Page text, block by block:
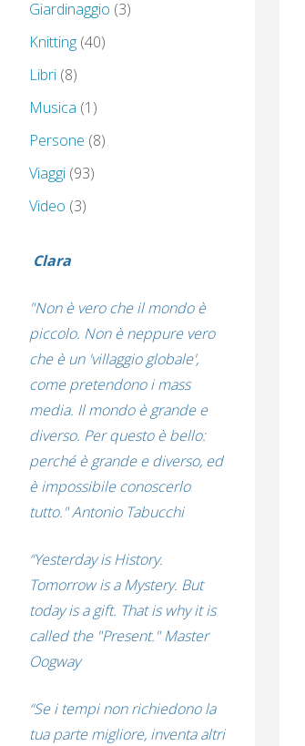
Giardinaggio (3)
Knitting (40)
Libri (8)
Musica (1)
Persone (8)
Viaggi (93)
Video (3)
Clara
"Non è vero che il mondo è
piccolo. Non è neppure vero
che è un 'villaggio globale',
come pretendono i mass
media. Il mondo è grande e
diverso. Per questo è bello:
perché è grande e diverso, ed
è impossibile conoscerlo
tutto." Antonio Tabucchi
“Yesterday is History.
Tomorrow is a Mystery. But
today is a gift. That is why it is
called the "Present." Master
Oogway
“Se i tempi non richiedono la
tua parte migliore, inventa altri